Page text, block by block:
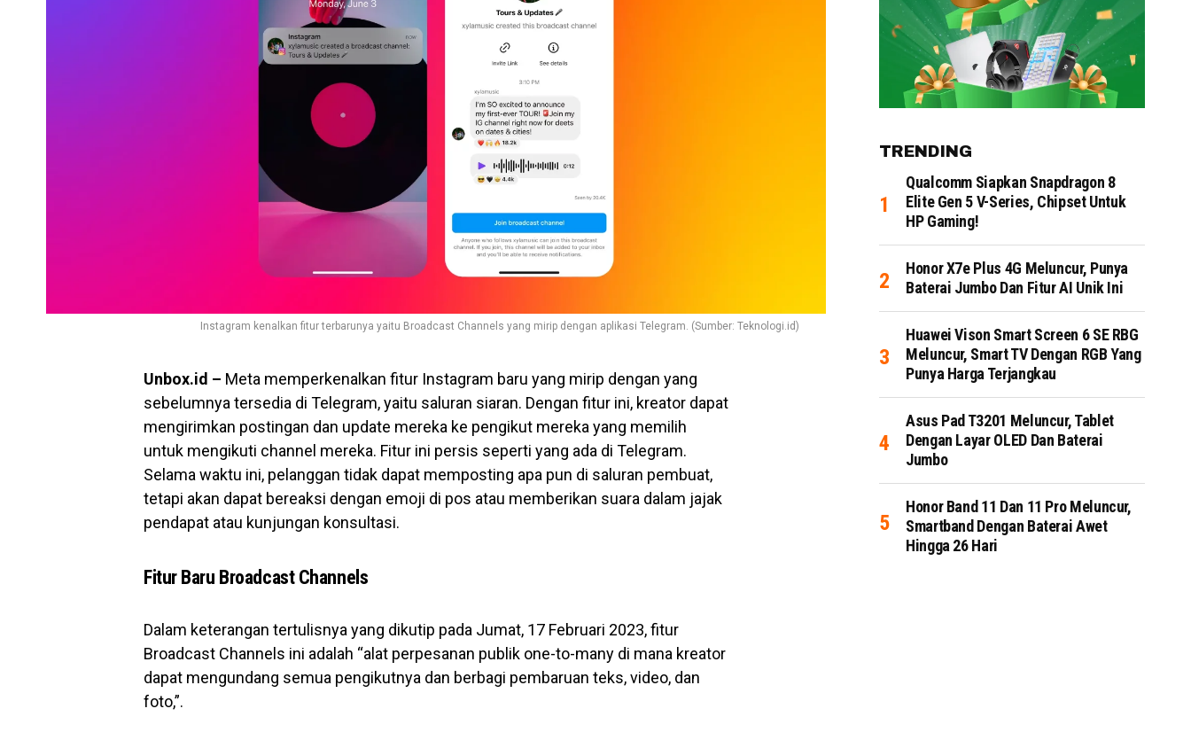
Instagram kenalkan fitur terbarunya yaitu Broadcast Channels yang mirip dengan aplikasi Telegram. (Sumber: Teknologi.id)
Unbox.id – Meta memperkenalkan fitur Instagram baru yang mirip dengan yang
sebelumnya tersedia di Telegram, yaitu saluran siaran. Dengan fitur ini, kreator dapat
mengirimkan postingan dan update mereka ke pengikut mereka yang memilih
untuk mengikuti channel mereka. Fitur ini persis seperti yang ada di Telegram.
Selama waktu ini, pelanggan tidak dapat memposting apa pun di saluran pembuat,
tetapi akan dapat bereaksi dengan emoji di pos atau memberikan suara dalam jajak
pendapat atau kunjungan konsultasi.
Fitur Baru Broadcast Channels
Dalam keterangan tertulisnya yang dikutip pada Jumat, 17 Februari 2023, fitur
Broadcast Channels ini adalah “alat perpesanan publik one-to-many di mana kreator
dapat mengundang semua pengikutnya dan berbagi pembaruan teks, video, dan
foto,”.
TRENDING
Qualcomm Siapkan Snapdragon 8
Elite Gen 5 V-Series, Chipset Untuk
HP Gaming!
Honor X7e Plus 4G Meluncur, Punya
Baterai Jumbo Dan Fitur AI Unik Ini
Huawei Vison Smart Screen 6 SE RBG
Meluncur, Smart TV Dengan RGB Yang
Punya Harga Terjangkau
Asus Pad T3201 Meluncur, Tablet
Dengan Layar OLED Dan Baterai
Jumbo
Honor Band 11 Dan 11 Pro Meluncur,
Smartband Dengan Baterai Awet
Hingga 26 Hari